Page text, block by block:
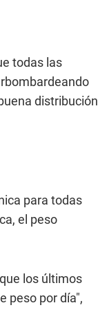
todas las
distribución
para todas
el peso
los últimos
peso por día",